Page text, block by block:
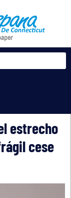
estrecho
cese